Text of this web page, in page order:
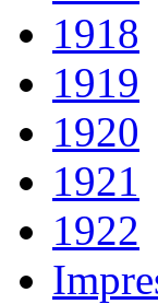
1918
1919
1920
1921
1922